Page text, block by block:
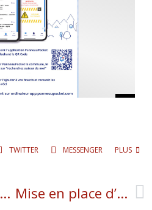
TWITTER MESSENGER PLUS
Opération nettoyage Mise en place d’un défibrillateur